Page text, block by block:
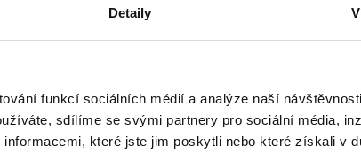
Detaily
funkcí sociálních médií a analýze naší
sdílíme se svými partnery pro sociální média,
které jste jim poskytli nebo které získali v
Petr Pavel, kandidát na
18. listopadu 2022